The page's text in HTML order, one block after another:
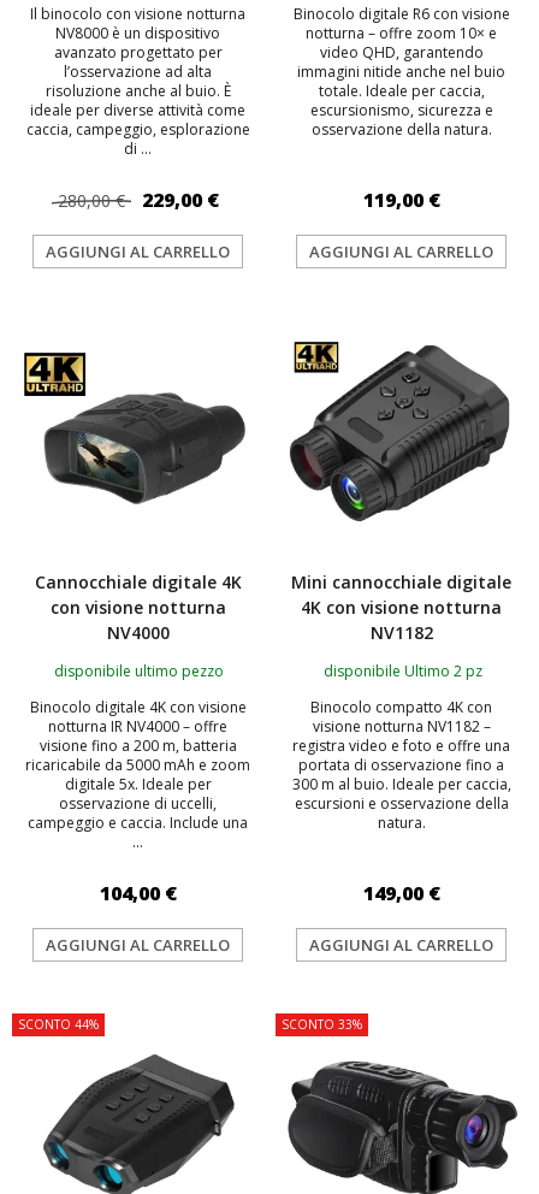
Il binocolo con visione notturna
NV8000 è un dispositivo
avanzato progettato per
l’osservazione ad alta
risoluzione anche al buio. È
ideale per diverse attività come
caccia, campeggio, esplorazione
di ...
280,00 € 229,00 €
AGGIUNGI AL CARRELLO
Binocolo digitale R6 con visione
notturna – offre zoom 10× e
video QHD, garantendo
immagini nitide anche nel buio
totale. Ideale per caccia,
escursionismo, sicurezza e
osservazione della natura.
119,00 €
AGGIUNGI AL CARRELLO
Cannocchiale digitale 4K
con visione notturna
NV4000
disponibile ultimo pezzo
Binocolo digitale 4K con visione
notturna IR NV4000 – offre
visione fino a 200 m, batteria
ricaricabile da 5000 mAh e zoom
digitale 5x. Ideale per
osservazione di uccelli,
campeggio e caccia. Include una
...
104,00 €
AGGIUNGI AL CARRELLO
Mini cannocchiale digitale
4K con visione notturna
NV1182
disponibile Ultimo 2 pz
Binocolo compatto 4K con
visione notturna NV1182 –
registra video e foto e offre una
portata di osservazione fino a
300 m al buio. Ideale per caccia,
escursioni e osservazione della
natura.
149,00 €
AGGIUNGI AL CARRELLO
SCONTO 44% SCONTO 33%